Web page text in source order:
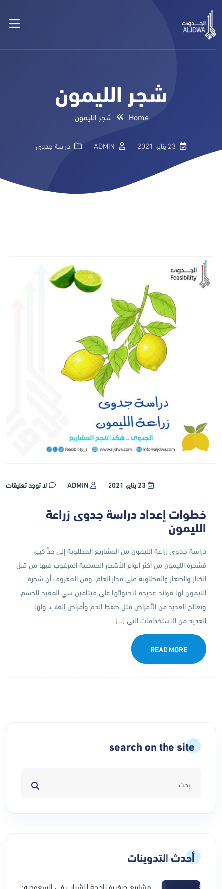
شجر الليمون
Home شجر الليمون
23 يناير، 2021 ADMIN دراسة جدوى
23 يناير، 2021 ADMIN لا توجد تعليقات
خطوات إعداد دراسة جدوى زراعة
الليمون
دراسة جدوى زراعة الليمون من المشاريع المطلوبة إلى حدٍّ كبير،
فشجرة الليمون من أكثر أنواع الأشجار الحمضية المرغوب فيها من قبل
الكبار والصغار والمطلوبة على مدار العام. ومن المعروف أن شجرة
الليمون لها فوائد عديدة لاحتوائها على فيتامين سي المفيد للجسم،
وتعالج العديد من الأمراض مثل ضغط الدم وأمراض القلب، ولها
العديد من الاستخدامات التي […]
READ MORE
search on the site
أحدث التدوينات
مشاريع صغيرة ناجحة للشباب في السعودية: